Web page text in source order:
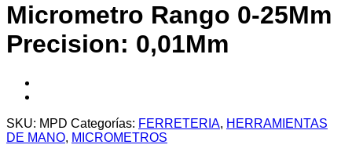
Micrometro Rango 0-25Mm
Precision: 0,01Mm
SKU: MPD Categorías: FERRETERIA, HERRAMIENTAS
DE MANO, MICROMETROS